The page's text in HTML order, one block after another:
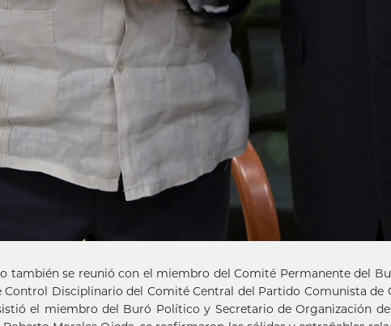
también se reunió con el miembro del Comité Permanente del
Control Disciplinario del Comité Central del Partido Comunista de
el miembro del Buró Político y Secretario de Organización